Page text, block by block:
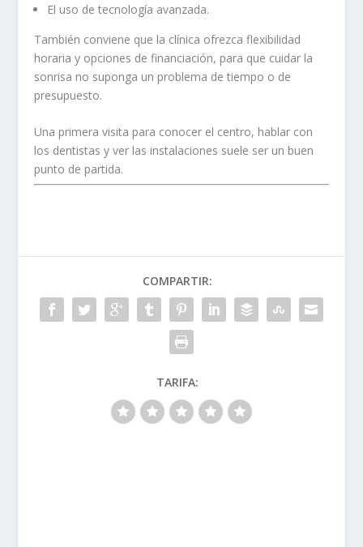
El uso de tecnología avanzada.
También conviene que la clínica ofrezca flexibilidad
horaria y opciones de financiación, para que cuidar la
sonrisa no suponga un problema de tiempo o de
presupuesto.
Una primera visita para conocer el centro, hablar con
los dentistas y ver las instalaciones suele ser un buen
punto de partida.
COMPARTIR:
TARIFA: